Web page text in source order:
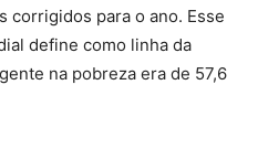
corrigidos para o ano. Esse
define como linha da
na pobreza era de 57,6